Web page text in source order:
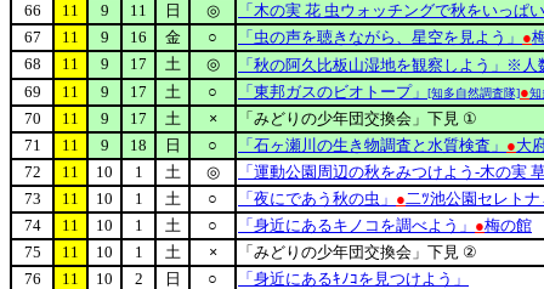
66
11 9 11 日 ◎
「木の実 花 虫ウォッチングで秋をいっぱ
67
11 9 16 金 ○ 「虫の声を聴きながら、星空を見よう」 ●
68
11 9 17 土 ◎
「秋の阿久比板山湿地を観察しよう」※人
69
11 9 17 土 ○ 「東邦ガスのビオトープ」 [知多自然調査隊]●知
70 11 9 17 土 ×
「みどりの少年団交換会」下見 ①
71
11 9 18 日 ○ 「石ヶ瀬川の生き物調査と水質検査」 ●大
72
11 10 1 土 ◎
「運動公園周辺の秋をみつけよう-木の実
73
11 10 1 土 ○ 「夜にであう秋の虫」 ●二ﾂ池公園セレト
74
11 10 1 土 ○ 「身近にあるキノコを調べよう」 ●梅の館
75
11 10 1 土 ×
「みどりの少年団交換会」下見 ②
76
11 10 2 日 ○
「身近にあるｷﾉｺを見つけよう」